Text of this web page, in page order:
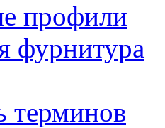
профили
фурнитура
терминов